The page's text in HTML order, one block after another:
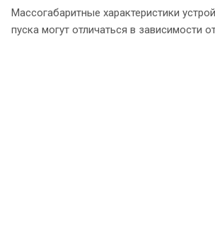
Массогабаритные характеристики
пуска могут отличаться в зависимости